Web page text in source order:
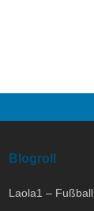
Blogroll
Laola1 – Fußball